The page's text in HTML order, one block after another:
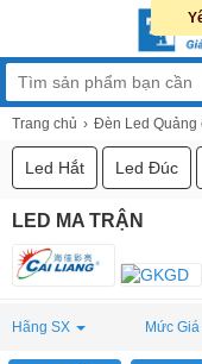
Trang chủ Đèn Led Quảng
Led Hắt Led Đúc
LED MA TRẬN
Hãng SX Mức Giá